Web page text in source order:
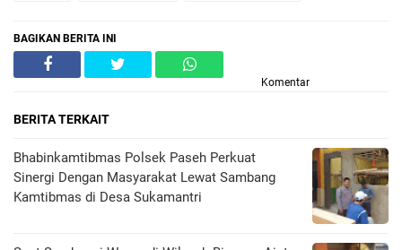
BAGIKAN BERITA INI
Komentar
BERITA TERKAIT
Bhabinkamtibmas Polsek Paseh Perkuat
Sinergi Dengan Masyarakat Lewat Sambang
Kamtibmas di Desa Sukamantri